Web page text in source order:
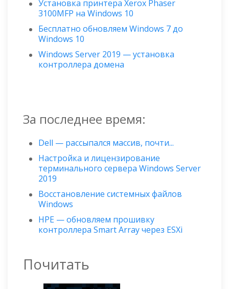
Установка принтера Xerox Phaser
3100MFP на Windows 10
Бесплатно обновляем Windows 7 до
Windows 10
Windows Server 2019 — установка
контроллера домена
За последнее время:
Dell — рассыпался массив, почти...
Настройка и лицензирование
терминального сервера Windows Server
2019
Восстановление системных файлов
Windows
HPE — обновляем прошивку
контроллера Smart Array через ESXi
Почитать